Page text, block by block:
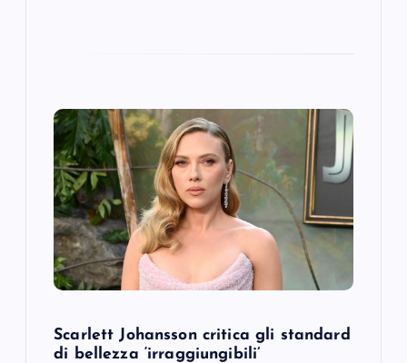
Scarlett Johansson critica gli standard
di bellezza ‘irraggiungibili’